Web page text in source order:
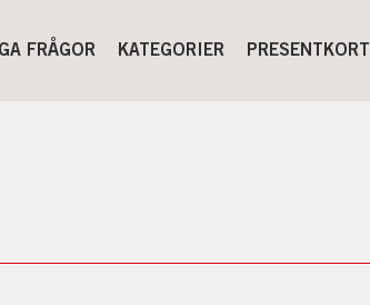
FRÅGOR KATEGORIER PRESENTKORT